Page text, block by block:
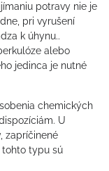
potravy nie je
pri vyrušení
k úhynu..
alebo
jedinca je nutné
chemických
U
zapríčinené
tohto typu sú